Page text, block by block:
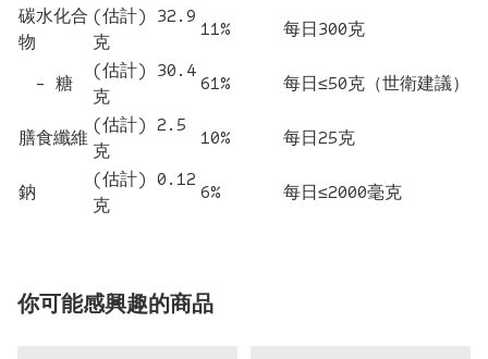
碳水化合
物
(估計) 32.9
克
11% 每日300克
- 糖
(估計) 30.4
克
61% 每日≤50克（世衛建議）
膳食纖維
(估計) 2.5
克
10% 每日25克
鈉
(估計) 0.12
克
6% 每日≤2000毫克
你可能感興趣的商品